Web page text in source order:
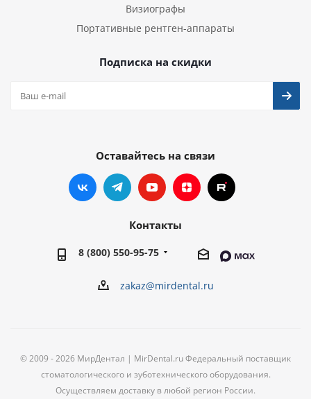
Визиографы
Портативные рентген-аппараты
Подписка на скидки
Оставайтесь на связи
Контакты
8 (800) 550-95-75
zakaz@mirdental.ru
© 2009 - 2026 МирДентал | MirDental.ru Федеральный поставщик
стоматологического и зуботехнического оборудования.
Осуществляем доставку в любой регион России.